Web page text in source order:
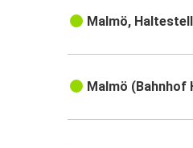
Malmö,
Malmö (Bahnhof